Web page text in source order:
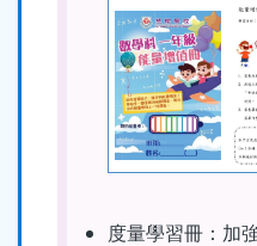
度量學習冊：加